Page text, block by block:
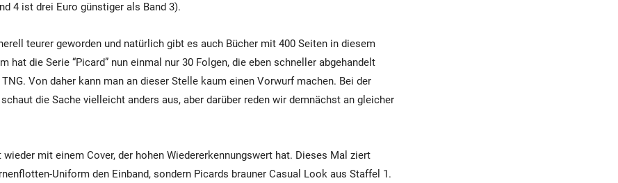
4 ist drei Euro günstiger als Band 3).
teurer geworden und natürlich gibt es auch Bücher mit 400 Seiten in diesem
hat die Serie “Picard” nun einmal nur 30 Folgen, die eben schneller abgehandelt
Von daher kann man an dieser Stelle kaum einen Vorwurf machen. Bei der
schaut die Sache vielleicht anders aus, aber darüber reden wir demnächst an gleicher
mit einem Cover, der hohen Wiedererkennungswert hat. Dieses Mal ziert
Uniform den Einband, sondern Picards brauner Casual Look aus Staffel 1.